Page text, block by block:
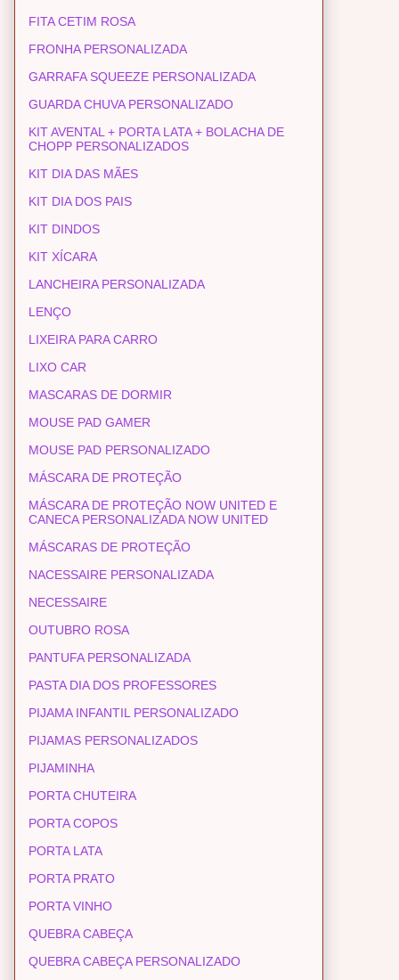
FITA CETIM ROSA
FRONHA PERSONALIZADA
GARRAFA SQUEEZE PERSONALIZADA
GUARDA CHUVA PERSONALIZADO
KIT AVENTAL + PORTA LATA + BOLACHA DE
CHOPP PERSONALIZADOS
KIT DIA DAS MÃES
KIT DIA DOS PAIS
KIT DINDOS
KIT XÍCARA
LANCHEIRA PERSONALIZADA
LENÇO
LIXEIRA PARA CARRO
LIXO CAR
MASCARAS DE DORMIR
MOUSE PAD GAMER
MOUSE PAD PERSONALIZADO
MÁSCARA DE PROTEÇÃO
MÁSCARA DE PROTEÇÃO NOW UNITED E
CANECA PERSONALIZADA NOW UNITED
MÁSCARAS DE PROTEÇÃO
NACESSAIRE PERSONALIZADA
NECESSAIRE
OUTUBRO ROSA
PANTUFA PERSONALIZADA
PASTA DIA DOS PROFESSORES
PIJAMA INFANTIL PERSONALIZADO
PIJAMAS PERSONALIZADOS
PIJAMINHA
PORTA CHUTEIRA
PORTA COPOS
PORTA LATA
PORTA PRATO
PORTA VINHO
QUEBRA CABEÇA
QUEBRA CABEÇA PERSONALIZADO